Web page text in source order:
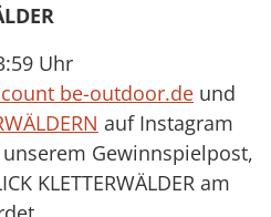
Uhr
be-outdoor.de und
auf Instagram
Gewinnspielpost,
KLETTERWÄLDER am